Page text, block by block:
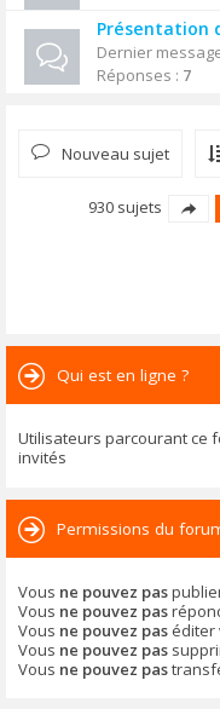
Présentation
Dernier
Réponses : 7
Nouveau sujet
930 sujets
Qui est en ligne ?
Utilisateurs parcourant ce
invités
Permissions du
Vous ne pouvez pas
Vous ne pouvez pas
Vous ne pouvez pas éditer
Vous ne pouvez pas
Vous ne pouvez pas